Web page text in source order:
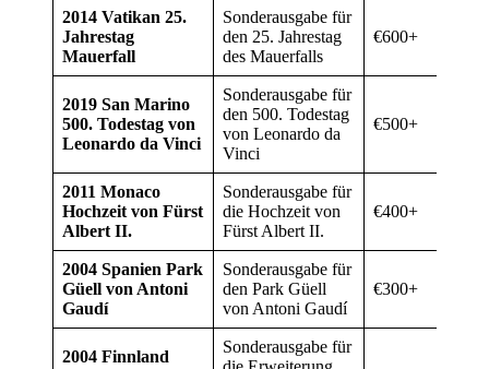
2014 Vatikan 25.
Jahrestag
Mauerfall
Sonderausgabe für
den 25. Jahrestag
des Mauerfalls
€600+
2019 San Marino
500. Todestag von
Leonardo da Vinci
Sonderausgabe für
den 500. Todestag
von Leonardo da
Vinci
€500+
2011 Monaco
Hochzeit von Fürst
Albert II.
Sonderausgabe für
die Hochzeit von
Fürst Albert II.
€400+
2004 Spanien Park
Güell von Antoni
Gaudí
Sonderausgabe für
den Park Güell
von Antoni Gaudí
€300+
2004 Finnland
Sonderausgabe für